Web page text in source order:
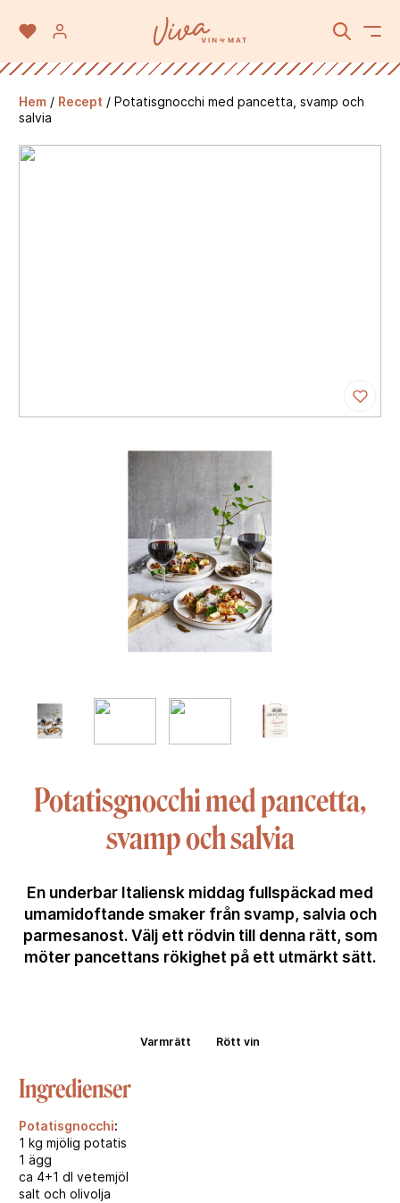
Hem / Recept / Potatisgnocchi med pancetta, svamp och
salvia
Potatisgnocchi med pancetta,
svamp och salvia
En underbar Italiensk middag fullspäckad med
umamidoftande smaker från svamp, salvia och
parmesanost. Välj ett rödvin till denna rätt, som
möter pancettans rökighet på ett utmärkt sätt.
Varmrätt Rött vin
Ingredienser
Potatisgnocchi:
1 kg mjölig potatis
1 ägg
ca 4+1 dl vetemjöl
salt och olivolja